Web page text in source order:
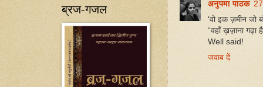
अनुपमा पाठक
'वो इक ज़मीन जो
“वहाँ ख़ज़ाना
Well said!
जवाब दें
ब्रज-गजल